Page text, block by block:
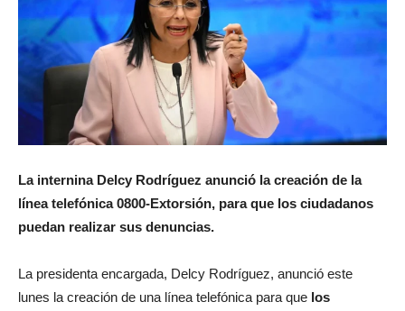
La internina Delcy Rodríguez anunció la creación de la
línea telefónica 0800-Extorsión, para que los ciudadanos
puedan realizar sus denuncias.
La presidenta encargada, Delcy Rodríguez, anunció este
lunes la creación de una línea telefónica para que los